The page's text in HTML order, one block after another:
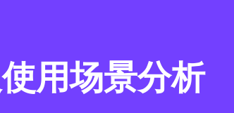
用场景分析